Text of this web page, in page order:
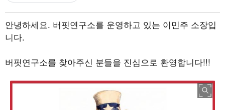
안녕하세요. 버핏연구소를 운영하고 있는 이민주 소장입
니다.
버핏연구소를 찾아주신 분들을 진심으로 환영합니다!!!